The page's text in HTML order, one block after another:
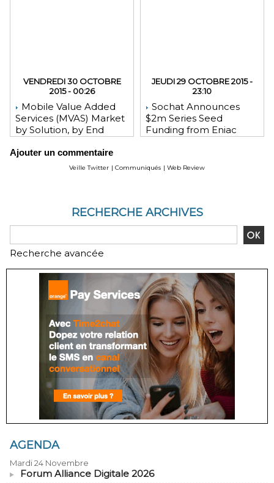
VENDREDI 30 OCTOBRE
2015 - 00:26
Mobile Value Added
Services (MVAS) Market
by Solution, by End
Geography - Global
Forecast and Analysis to
JEUDI 29 OCTOBRE 2015 -
23:10
Sochat Announces
$2m Series Seed
Funding from Eniac
Zhang
Ajouter un commentaire
Veille Twitter | Communiqués | Web Review
RECHERCHE ARCHIVES
Recherche avancée
AGENDA
Mardi 24 Novembre
Forum Alliance Digitale 2026